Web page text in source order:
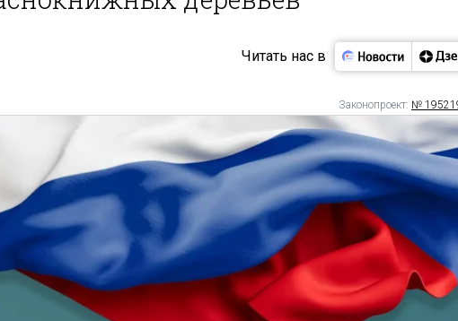
Читать нас в
Законопроект: №